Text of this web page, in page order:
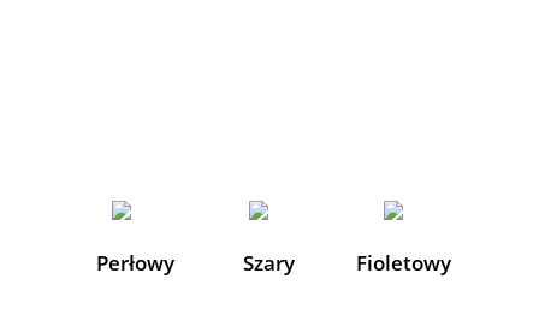
Perłowy Szary Fioletowy